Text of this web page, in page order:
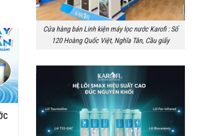
Cửa hàng bán Linh kiện máy lọc nước Karofi : Số
120 Hoàng Quốc Việt, Nghĩa Tân, Cầu giấy